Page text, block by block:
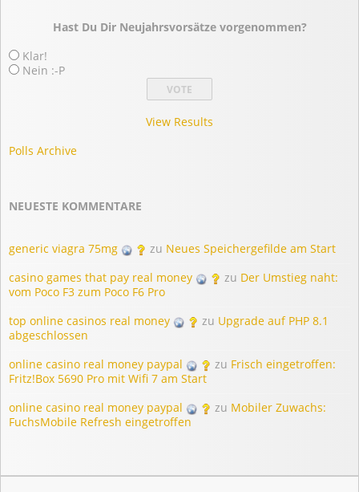
Hast Du Dir Neujahrsvorsätze vorgenommen?
Klar!
Nein :-P
View Results
Polls Archive
NEUESTE KOMMENTARE
generic viagra 75mg zu Neues Speichergefilde am Start
casino games that pay real money
zu Der Umstieg naht:
vom Poco F3 zum Poco F6 Pro
top online casinos real money
zu Upgrade auf PHP 8.1
abgeschlossen
online casino real money paypal
zu Frisch eingetroffen:
Fritz!Box 5690 Pro mit Wifi 7 am Start
online casino real money paypal
zu Mobiler Zuwachs:
FuchsMobile Refresh eingetroffen